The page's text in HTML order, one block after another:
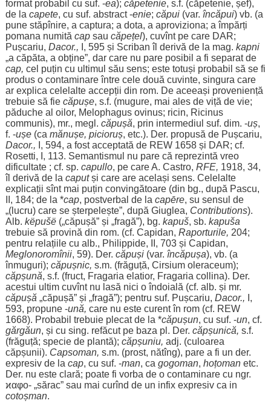
format probabil cu suf. -ea); căpetenie, s.f. (căpetenie, șef),
de la capete, cu suf. abstract-enie; căpui(var. încăpui) vb. (a
pune stăpînire, a captura; a dota, a aproviziona; aîmpărți
pomana numită capsau căpețel), cuvînt pe care DAR;
Pușcariu, Dacor., I, 595 și Scribanîl derivă de la mag. kapni
„a căpăta, a obține”, darcare nu pare posibil a fi separatde
cap, cel puțin cu ultimul său sens; este totuși probabil să se fi
produso contaminare între cele două cuvinte, singura care
ar explica celelalte accepții din rom. De aceeași proveniență
trebuiesă fie căpușe, s.f. (mugure, mai alesde viță de vie;
păducheal oilor, Melophagus ovinus; ricin, Ricinus
communis), mr., megl. căpușă, prin intermediul suf. dim. -uș,
f. -ușe(ca mănușe, picioruș, etc.). Der. propusă de Pușcariu,
Dacor., I, 594, a fost acceptată de REW 1658 și DAR; cf.
Rosetti, I, 113. Semantismul nu pare că reprezintă vreo
dificultate; cf. sp. capullo, pe care A. Castro, RFE, 1918, 34,
îl derivă de la caputși care are același sens. Celelalte
explicații sînt mai puțin convingătoare(din bg., după Pascu,
II, 184; de la *cap, postverbal de la capēre, su sensul de
„(lucru) care se șterpelește”, după Giuglea, Contributions).
Alb. këpušë(„căpușă” și „fragă”), bg. kapuš, sb. kapuša
trebuiesă provină din rom. (cf. Capidan, Raporturile, 204;
pentru relațiilecu alb., Philippide, II, 703 și Capidan,
Meglonoromînii, 59). Der. căpuși(var. încăpușa), vb. (a
înmuguri); căpușnic, s.m. (frăguță, Cirsium oleraceum);
căpșună, s.f. (fruct, Fragaria elatior, Fragaria collina). Der.
acestui ultimcuvînt nu lasă nici oîndoială (cf. alb. și mr.
căpușă „căpușă” și „fragă”); pentru suf. Pușcariu, Dacor., I,
593, propune-ună, care nu este curentîn rom(cf. REW
1668). Probabil trebuie plecatde la *căpușun, cu suf. -un, cf.
gărgăun, și cu sing. refăcutpe baza pl. Der. căpșunică, s.f.
(frăguță; speciede plantă); căpșuniu, adj. (culoarea
căpșunii). Capsoman, s.m. (prost, nătîng), pare a fi un der.
expresivde la cap, cu suf. -man, ca gogoman, hoțomanetc.
Der. nu este clară; poatefi vorba de o contaminarecu ngr.
ϰαφο- „sărac” sau mai curînd de un infix expresivca in
cotoșman.